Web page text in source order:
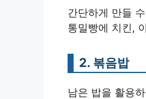
간단하게 만들
통밀빵에 치킨,
2. 볶음밥
남은 밥을 활용